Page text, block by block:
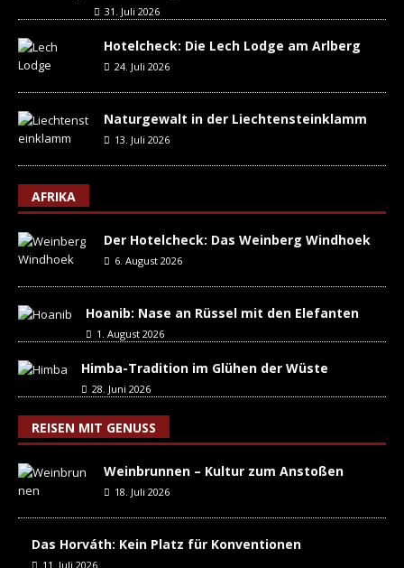
31. Juli 2026
Hotelcheck: Die Lech Lodge am Arlberg
24. Juli 2026
Naturgewalt in der Liechtensteinklamm
13. Juli 2026
AFRIKA
Der Hotelcheck: Das Weinberg Windhoek
6. August 2026
Hoanib: Nase an Rüssel mit den Elefanten
1. August 2026
Himba-Tradition im Glühen der Wüste
28. Juni 2026
REISEN MIT GENUSS
Weinbrunnen – Kultur zum Anstoßen
18. Juli 2026
Das Horváth: Kein Platz für Konventionen
11. Juli 2026